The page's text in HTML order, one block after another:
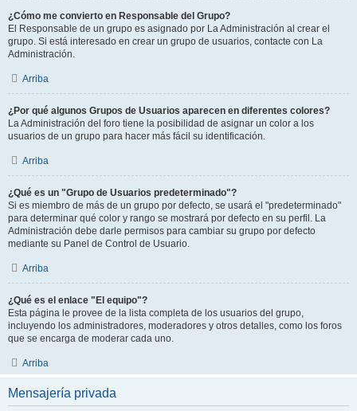
¿Cómo me convierto en Responsable del Grupo?
El Responsable de un grupo es asignado por La Administración al crear el
grupo. Si está interesado en crear un grupo de usuarios, contacte con La
Administración.
Arriba
¿Por qué algunos Grupos de Usuarios aparecen en diferentes colores?
La Administración del foro tiene la posibilidad de asignar un color a los
usuarios de un grupo para hacer más fácil su identificación.
Arriba
¿Qué es un "Grupo de Usuarios predeterminado"?
Si es miembro de más de un grupo por defecto, se usará el "predeterminado"
para determinar qué color y rango se mostrará por defecto en su perfil. La
Administración debe darle permisos para cambiar su grupo por defecto
mediante su Panel de Control de Usuario.
Arriba
¿Qué es el enlace "El equipo"?
Esta página le provee de la lista completa de los usuarios del grupo,
incluyendo los administradores, moderadores y otros detalles, como los foros
que se encarga de moderar cada uno.
Arriba
Mensajería privada